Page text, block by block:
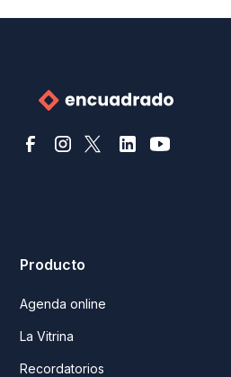
Producto
Agenda online
La Vitrina
Recordatorios